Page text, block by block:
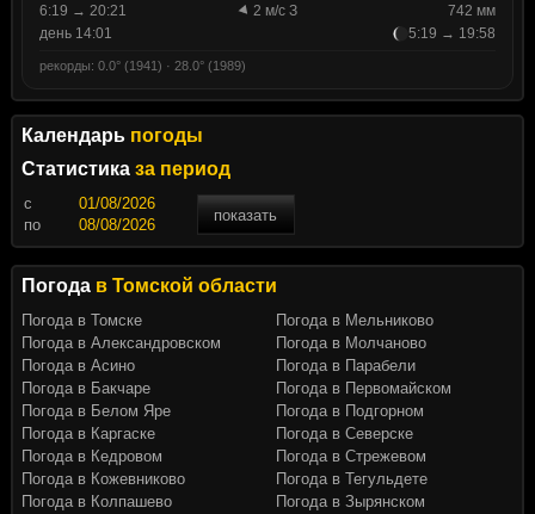
6:19 → 20:21
2 м/с З
742 мм
день 14:01
5:19 → 19:58
рекорды: 0.0° (1941) · 28.0° (1989)
Календарь погоды
Статистика за период
c
показать
по
Погода в Томской области
Погода в Томске
Погода в Александровском
Погода в Асино
Погода в Бакчаре
Погода в Белом Яре
Погода в Каргаске
Погода в Кедровом
Погода в Кожевниково
Погода в Колпашево
Погода в Мельниково
Погода в Молчаново
Погода в Парабели
Погода в Первомайском
Погода в Подгорном
Погода в Северске
Погода в Стрежевом
Погода в Тегульдете
Погода в Зырянском